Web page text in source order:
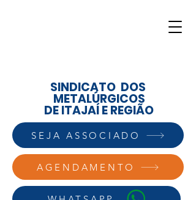
AGENDAMENTO
SINDICATO DOS
METALÚRGICOS
DE ITAJAÍ E REGIÃO
SEJA ASSOCIADO